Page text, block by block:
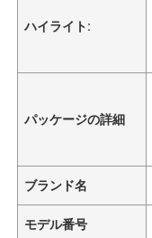
ハイライト:
パッケージの詳細
ブランド名
モデル番号